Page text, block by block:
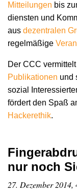
Mitteilungen bis
diensten und
aus dezentralen
regelmäßige
Der CCC
Publikationen und
sozial
fördert den Spaß
Hacker­ethik.
nur noch
27. Dezember 2014,